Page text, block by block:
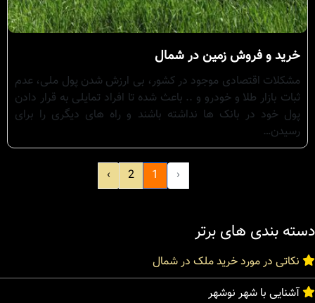
خرید و فروش زمین در شمال
مشکلات اقتصادی موجود در کشور، بی ارزش شدن پول ملی، عدم
ثبات بازار طلا و خودرو و .. باعث شده تا افراد تمایلی به قرار دادن
پول خود در بانک ها نداشته باشند و راه های دیگری را برای
رسیدن…
‹
1
2
›
دسته بندی های برتر
نکاتی در مورد خرید ملک در شمال
آشنایی با شهر نوشهر